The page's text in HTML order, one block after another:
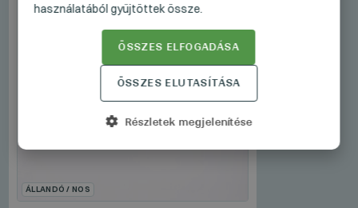
ÁLLANDÓ / NOS
használatából gyűjtöttek össze.
ÖSSZES ELFOGADÁSA
ÖSSZES ELUTASÍTÁSA
Részletek megjelenítése